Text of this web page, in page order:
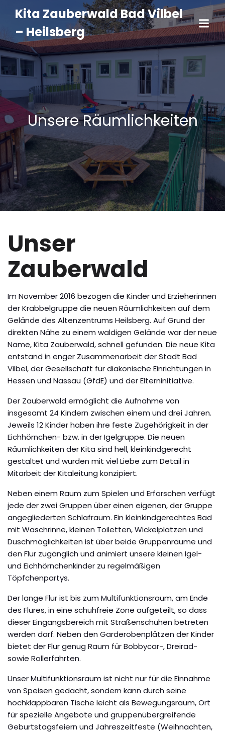
Kita Zauberwald Bad Vilbel
– Heilsberg
Unsere Räumlichkeiten
Unser
Zauberwald
Im November 2016 bezogen die Kinder und Erzieherinnen
der Krabbelgruppe die neuen Räumlichkeiten auf dem
Gelände des Altenzentrums Heilsberg. Auf Grund der
direkten Nähe zu einem waldigen Gelände war der neue
Name, Kita Zauberwald, schnell gefunden. Die neue Kita
entstand in enger Zusammenarbeit der Stadt Bad
Vilbel, der Gesellschaft für diakonische Einrichtungen in
Hessen und Nassau (GfdE) und der Elterninitiative.
Der Zauberwald ermöglicht die Aufnahme von
insgesamt 24 Kindern zwischen einem und drei Jahren.
Jeweils 12 Kinder haben ihre feste Zugehörigkeit in der
Eichhörnchen- bzw. in der Igelgruppe. Die neuen
Räumlichkeiten der Kita sind hell, kleinkindgerecht
gestaltet und wurden mit viel Liebe zum Detail in
Mitarbeit der Kitaleitung konzipiert.
Neben einem Raum zum Spielen und Erforschen verfügt
jede der zwei Gruppen über einen eigenen, der Gruppe
angegliederten Schlafraum. Ein kleinkindgerechtes Bad
mit Waschrinne, kleinen Toiletten, Wickelplätzen und
Duschmöglichkeiten ist über beide Gruppenräume und
den Flur zugänglich und animiert unsere kleinen Igel-
und Eichhörnchenkinder zu regelmäßigen
Töpfchenpartys.
Der lange Flur ist bis zum Multifunktionsraum, am Ende
des Flures, in eine schuhfreie Zone aufgeteilt, so dass
dieser Eingangsbereich mit Straßenschuhen betreten
werden darf. Neben den Garderobenplätzen der Kinder
bietet der Flur genug Raum für Bobbycar-, Dreirad-
sowie Rollerfahrten.
Unser Multifunktionsraum ist nicht nur für die Einnahme
von Speisen gedacht, sondern kann durch seine
hochklappbaren Tische leicht als Bewegungsraum, Ort
für spezielle Angebote und gruppenübergreifende
Geburtstagsfeiern und Jahreszeitfeste (Weihnachten,